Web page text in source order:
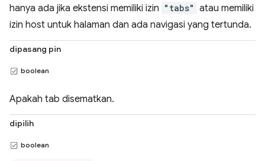
hanya ada jika ekstensi memiliki izin "tabs" atau memiliki
izin host untuk halaman dan ada navigasi yang tertunda.
dipasang pin
boolean
Apakah tab disematkan.
dipilih
boolean